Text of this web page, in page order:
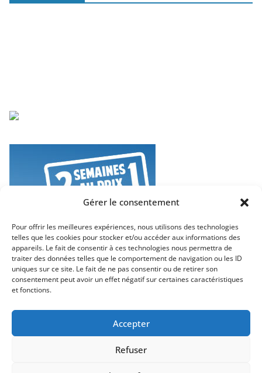
Gérer le consentement
Pour offrir les meilleures expériences, nous utilisons des technologies
telles que les cookies pour stocker et/ou accéder aux informations des
appareils. Le fait de consentir à ces technologies nous permettra de
traiter des données telles que le comportement de navigation ou les ID
uniques sur ce site. Le fait de ne pas consentir ou de retirer son
consentement peut avoir un effet négatif sur certaines caractéristiques
et fonctions.
Accepter
Refuser